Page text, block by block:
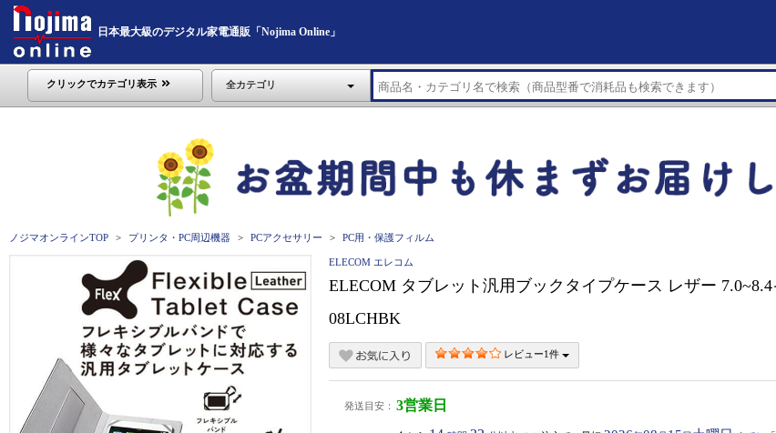
日本最大級のデジタル家電通販「Nojima Online」
クリックでカテゴリ表示 全カテゴリ
ノジマオンラインTOP プリンタ・PC周辺機器 PCアクセサリー PC用・保護フィルム
ELECOM エレコム
ELECOM タブレット汎用ブックタイプケース レザー
08LCHBK
レビュー1件
発送目安： 3営業日